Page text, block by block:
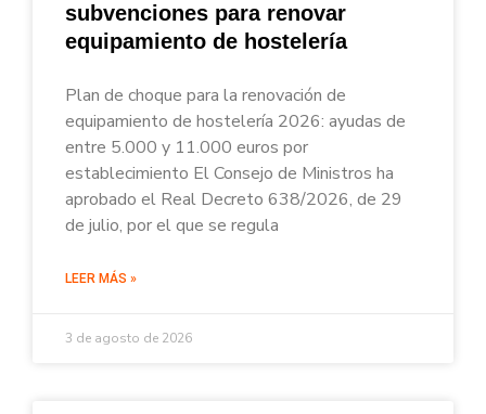
subvenciones para renovar
equipamiento de hostelería
Plan de choque para la renovación de
equipamiento de hostelería 2026: ayudas de
entre 5.000 y 11.000 euros por
establecimiento El Consejo de Ministros ha
aprobado el Real Decreto 638/2026, de 29
de julio, por el que se regula
LEER MÁS »
3 de agosto de 2026